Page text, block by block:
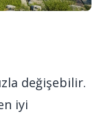
değişebilir.
iyi